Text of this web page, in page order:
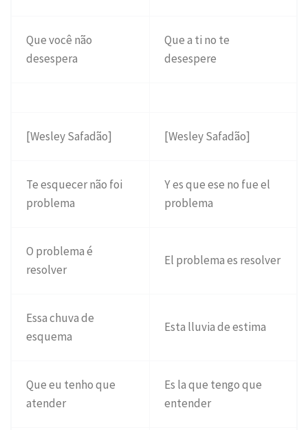
Que você não
desespera
Que a ti no te
desespere
[Wesley Safadão] [Wesley Safadão]
Te esquecer não foi
problema
Y es que ese no fue el
problema
O problema é
resolver
El problema es resolver
Essa chuva de
esquema
Esta lluvia de estima
Que eu tenho que
atender
Es la que tengo que
entender